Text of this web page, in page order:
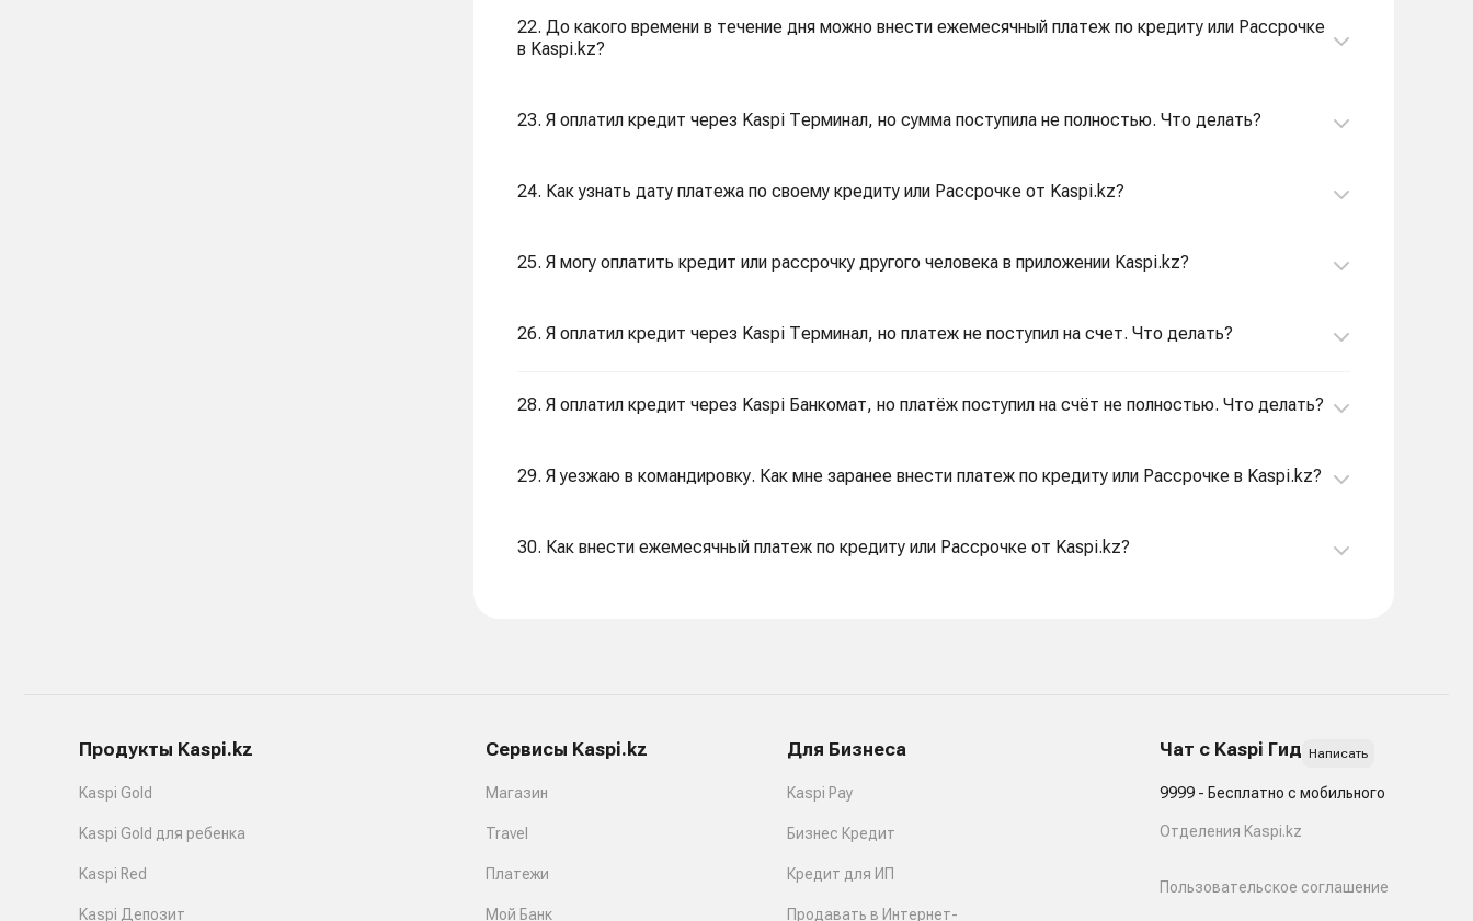
22. До какого времени в течение дня можно внести ежемесячный платеж по кредиту или Рассрочке
в Kaspi.kz?
23. Я оплатил кредит через Kaspi Терминал, но сумма поступила не полностью. Что делать?
24. Как узнать дату платежа по своему кредиту или Раcсрочке от Kaspi.kz?
25. Я могу оплатить кредит или рассрочку другого человека в приложении Kaspi.kz?
26. Я оплатил кредит через Kaspi Терминал, но платеж не поступил на счет. Что делать?
28. Я оплатил кредит через Kaspi Банкомат, но платёж поступил на счёт не полностью. Что делать?
29. Я уезжаю в командировку. Как мне заранее внести платеж по кредиту или Рассрочке в Kaspi.kz?
30. Как внести ежемесячный платеж по кредиту или Рассрочке от Kaspi.kz?
Продукты Kaspi.kz
Kaspi Gold
Kaspi Gold для ребенка
Kaspi Red
Kaspi Депозит
Сервисы Kaspi.kz
Магазин
Travel
Платежи
Мой Банк
Для Бизнеса
Kaspi Pay
Бизнес Кредит
Кредит для ИП
Продавать в Интернет-
Чат с Kaspi Гид Написать
9999 - Бесплатно с мобильного
Отделения Kaspi.kz
Пользовательское соглашение